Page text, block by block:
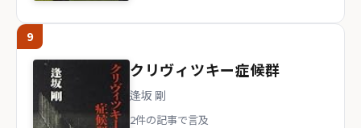
9
クリヴィツキー症候群
逢坂 剛
2件の記事で言及